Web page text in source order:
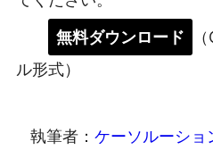
無料ダウンロード
ル形式）
執筆者： ケーソルーショ